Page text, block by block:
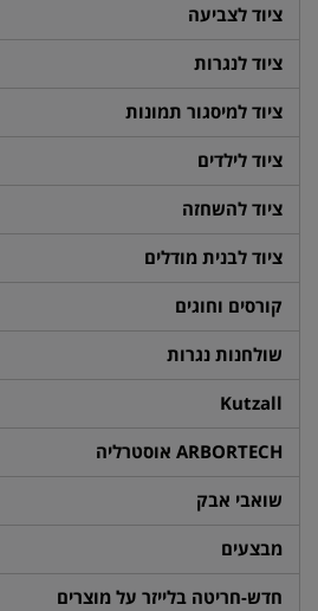
ציוד לצביעה
ציוד לנגרות
ציוד למיסגור תמונות
ציוד לילדים
ציוד להשחזה
ציוד לבנית מודלים
קורסים וחוגים
שולחנות נגרות
Kutzall
ARBORTECH אוסטרליה
שואבי אבק
מבצעים
חדש-חריטה בלייזר על מוצרים